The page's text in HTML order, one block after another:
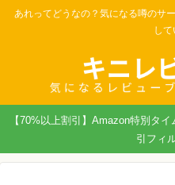
あれってどうなの？気になる噂のサ
して
【70%以上割引】Amazon特別タ
引フィ